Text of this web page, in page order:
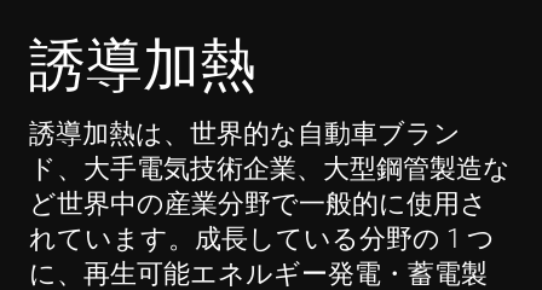
誘導加熱
誘導加熱は、世界的な自動車ブラン
ド、大手電気技術企業、大型鋼管製造な
ど世界中の産業分野で一般的に使用さ
れています。成長している分野の 1 つ
に、再生可能エネルギー発電・蓄電製